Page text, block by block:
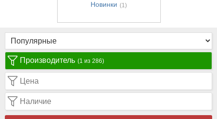
Новинки (1)
Производитель (1 из 286)
Цена
Наличие